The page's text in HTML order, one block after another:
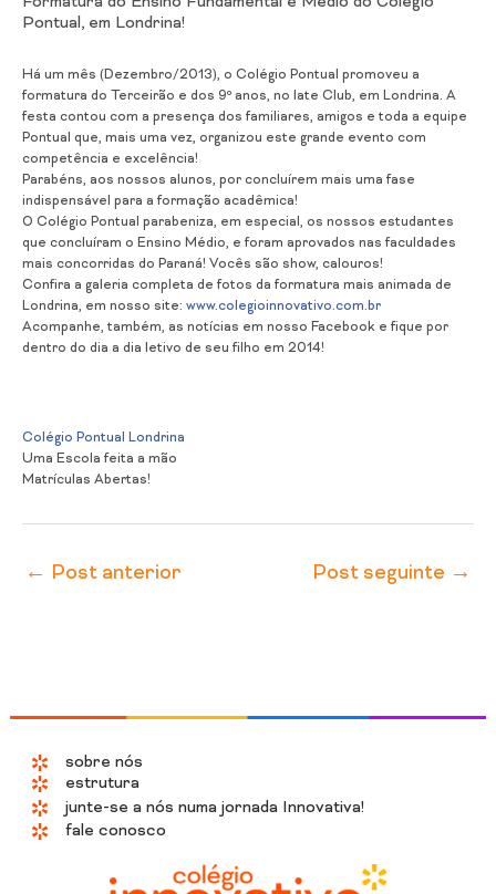
Pontual, em Londrina!
Há um mês (Dezembro/2013), o Colégio Pontual promoveu a
formatura do Terceirão e dos 9º anos, no Iate Club, em Londrina. A
festa contou com a presença dos familiares, amigos e toda a equipe
Pontual que, mais uma vez, organizou este grande evento com
competência e excelência!
Parabéns, aos nossos alunos, por concluírem mais uma fase
indispensável para a formação acadêmica!
O Colégio Pontual parabeniza, em especial, os nossos estudantes
que concluíram o Ensino Médio, e foram aprovados nas faculdades
mais concorridas do Paraná! Vocês são show, calouros!
Confira a galeria completa de fotos da formatura mais animada de
Londrina, em nosso site: www.colegioinnovativo.com.br
Acompanhe, também, as notícias em nosso Facebook e fique por
dentro do dia a dia letivo de seu filho em 2014!
Colégio Pontual Londrina
Uma Escola feita a mão
Matrículas Abertas!
← Post anterior Post seguinte →
sobre nós
estrutura
junte-se a nós numa jornada Innovativa!
fale conosco